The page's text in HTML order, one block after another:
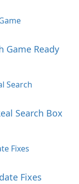
Game Ready
Search Box
Fixes